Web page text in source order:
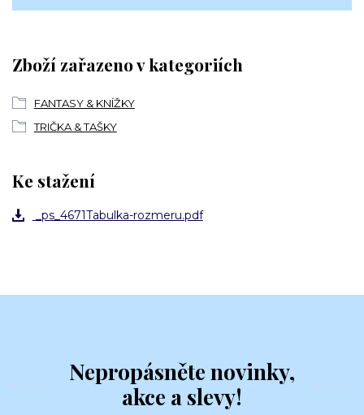
Zboží zařazeno v kategoriích
FANTASY & KNÍŽKY
TRIČKA & TAŠKY
Ke stažení
_ps_4671Tabulka-rozmeru.pdf
Nepropásněte novinky,
akce a slevy!